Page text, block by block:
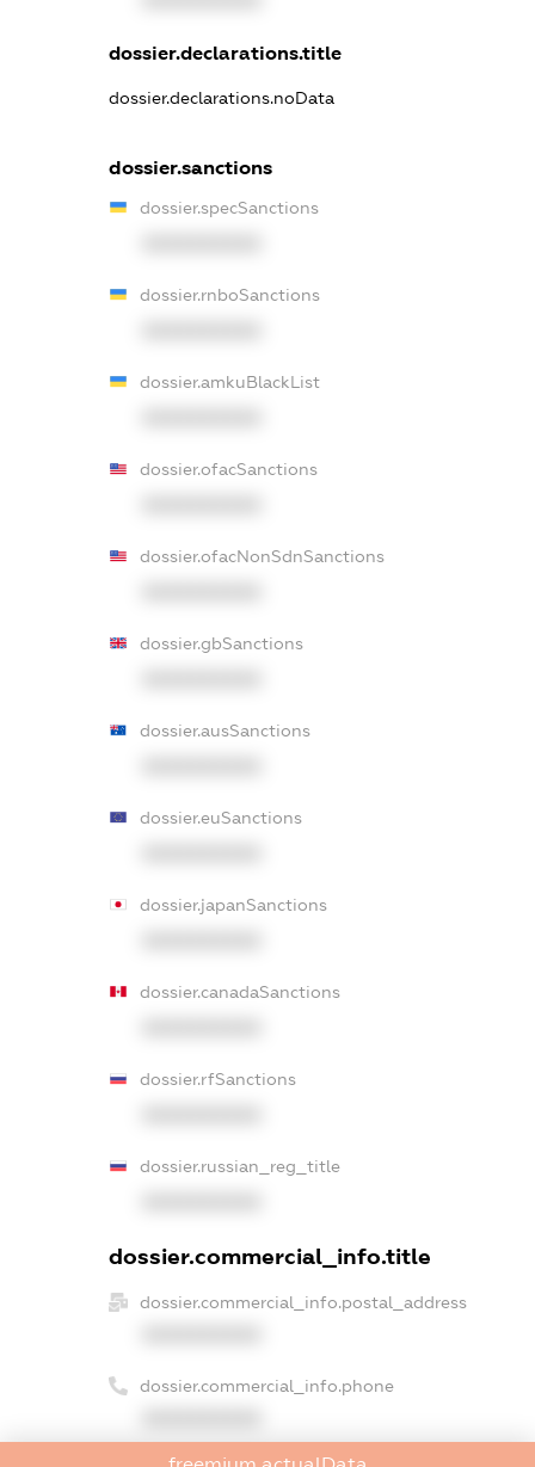
dossier.declarations.title
dossier.declarations.noData
dossier.sanctions
dossier.specSanctions
dossier.rnboSanctions
dossier.amkuBlackList
dossier.ofacSanctions
dossier.ofacNonSdnSanctions
dossier.gbSanctions
dossier.ausSanctions
dossier.euSanctions
dossier.japanSanctions
dossier.canadaSanctions
dossier.rfSanctions
dossier.russian_reg_title
dossier.commercial_info.title
dossier.commercial_info.postal_address
dossier.commercial_info.phone